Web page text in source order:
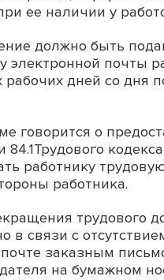
ее наличии у
должно быть
электронной почты
рабочих дней со дня
говорится о
84.1Трудового
работнику
работника.
трудового
в связи с
заказным
на бумажном